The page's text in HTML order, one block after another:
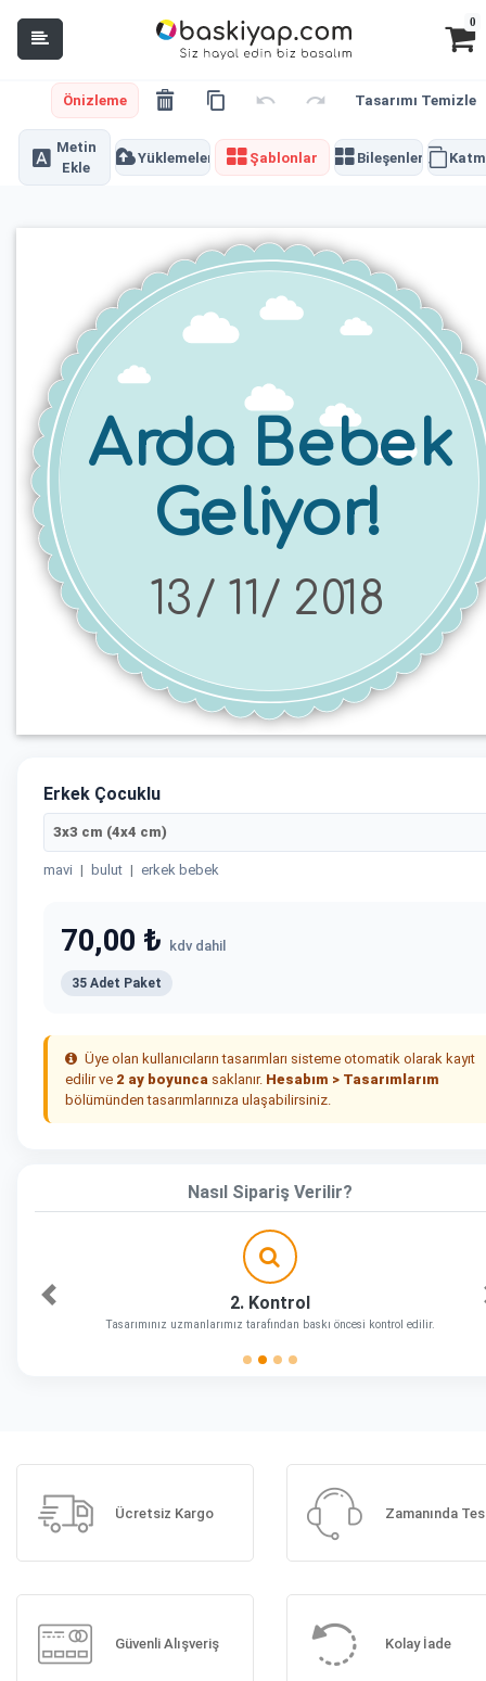
0
Önizleme Tasarımı Temizle
Metin
Ekle
Yüklemeler Şablonlar Bileşenler
Erkek Çocuklu
3x3 cm (4x4 cm)
mavi | bulut | erkek bebek
70,00 ₺ kdv dahil
35 Adet Paket
Üye olan kullanıcıların tasarımları sisteme otomatik olarak kayıt
edilir ve 2 ay boyunca saklanır. Hesabım > Tasarımlarım
bölümünden tasarımlarınıza ulaşabilirsiniz.
Nasıl Sipariş Verilir?
2. Kontrol
Tasarımınız uzmanlarımız tarafından baskı öncesi kontrol edilir.
Önceki
Ücretsiz Kargo Zamanında
Güvenli Alışveriş Kolay İade